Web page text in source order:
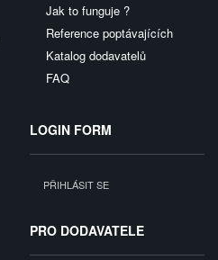
Jak to funguje ?
Reference poptávajících
Katalog dodavatelů
FAQ
LOGIN FORM
PŘIHLÁSIT SE
PRO DODAVATELE